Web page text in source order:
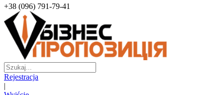
+38 (096) 791-79-41
Rejestracja
|